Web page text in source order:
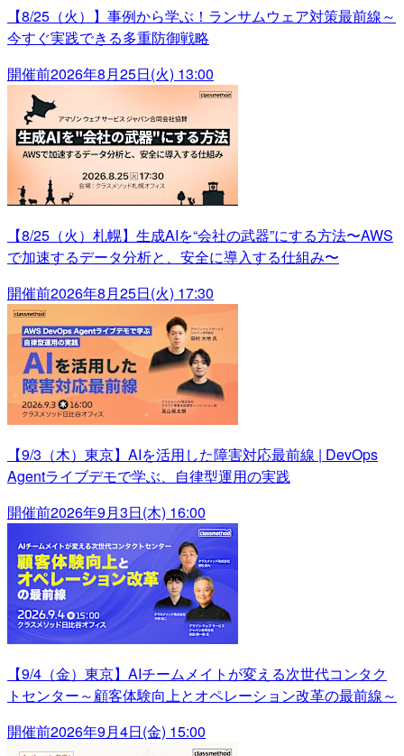
【8/25（火）】事例から学ぶ！ランサムウェア対策最前線～
今すぐ実践できる多重防御戦略
開催前2026年8月25日(火) 13:00
【8/25（火）札幌】生成AIを“会社の武器”にする方法〜AWS
で加速するデータ分析と、安全に導入する仕組み〜
開催前2026年8月25日(火) 17:30
【9/3（木）東京】AIを活用した障害対応最前線 | DevOps
Agentライブデモで学ぶ、自律型運用の実践
開催前2026年9月3日(木) 16:00
【9/4（金）東京】AIチームメイトが変える次世代コンタク
トセンター～顧客体験向上とオペレーション改革の最前線～
開催前2026年9月4日(金) 15:00